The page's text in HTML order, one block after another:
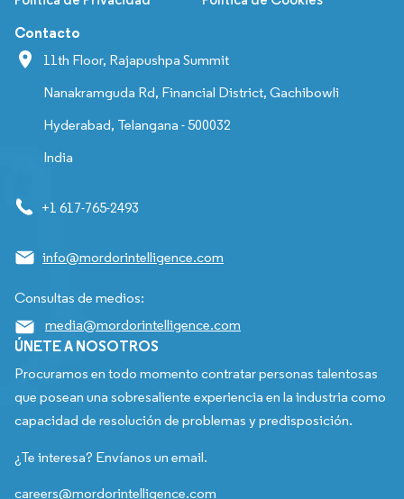
Contacto
11th Floor, Rajapushpa Summit
Nanakramguda Rd, Financial District, Gachibowli
Hyderabad, Telangana - 500032
India
+1 617-765-2493
info@mordorintelligence.com
Consultas de medios:
media@mordorintelligence.com
ÚNETE A NOSOTROS
Procuramos en todo momento contratar personas talentosas
que posean una sobresaliente experiencia en la industria como
capacidad de resolución de problemas y predisposición.
¿Te interesa? Envíanos un email.
careers@mordorintelligence.com